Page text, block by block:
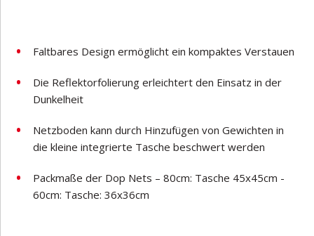
Faltbares Design ermöglicht ein kompaktes Verstauen
Die Reflektorfolierung erleichtert den Einsatz in der
Dunkelheit
Netzboden kann durch Hinzufügen von Gewichten in
die kleine integrierte Tasche beschwert werden
Packmaße der Dop Nets – 80cm: Tasche 45x45cm -
60cm: Tasche: 36x36cm